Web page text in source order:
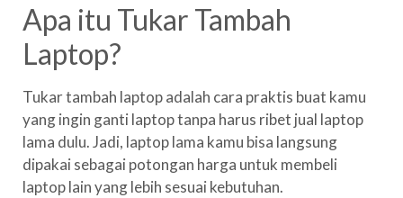
Apa itu Tukar Tambah
Laptop?
Tukar tambah laptop adalah cara praktis buat kamu
yang ingin ganti laptop tanpa harus ribet jual laptop
lama dulu. Jadi, laptop lama kamu bisa langsung
dipakai sebagai potongan harga untuk membeli
laptop lain yang lebih sesuai kebutuhan.